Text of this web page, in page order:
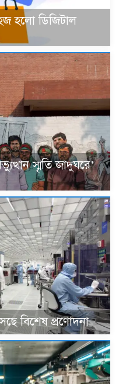
হলো ডিজিটাল
স্মৃতি জাদুঘরে’
বিশেষ প্রণোদনা